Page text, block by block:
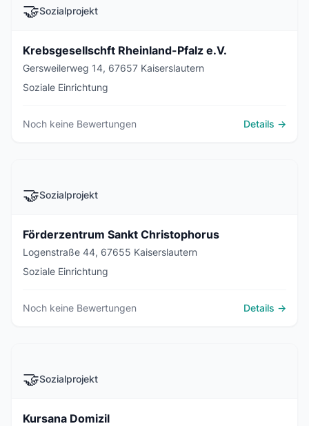
🤝Sozialprojekt
Krebsgesellschft Rheinland-Pfalz e.V.
Gersweilerweg 14, 67657 Kaiserslautern
Soziale Einrichtung
Noch keine Bewertungen Details →
🤝Sozialprojekt
Förderzentrum Sankt Christophorus
Logenstraße 44, 67655 Kaiserslautern
Soziale Einrichtung
Noch keine Bewertungen Details →
🤝Sozialprojekt
Kursana Domizil